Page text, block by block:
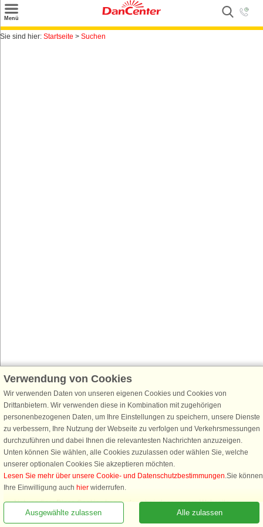
Menü
Suchen
Sie sind hier: Startseite > Suchen
Verwendung von Cookies
Wir verwenden Daten von unseren eigenen Cookies und Cookies von
Drittanbietern. Wir verwenden diese in Kombination mit zugehörigen
personenbezogenen Daten, um Ihre Einstellungen zu speichern, unsere Dienste
zu verbessern, Ihre Nutzung der Webseite zu verfolgen und Verkehrsmessungen
durchzuführen und dabei Ihnen die relevantesten Nachrichten anzuzeigen.
Unten können Sie wählen, alle Cookies zuzulassen oder wählen Sie, welche
unserer optionalen Cookies Sie akzeptieren möchten.
Lesen Sie mehr über unsere Cookie- und Datenschutzbestimmungen.Sie können
Ihre Einwilligung auch hier widerrufen.
Notwendige: Diese Cookies tragen dazu bei, dass unsere Webseite
funktioniert, indem sie grundlegende Funktionen, wie das Erinnern an die
Alle zulassen
Ausgewählte zulassen